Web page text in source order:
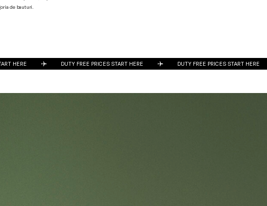
de bauturi.
FREE PRICES START HERE DUTY FREE PRICES START HERE DUTY FREE